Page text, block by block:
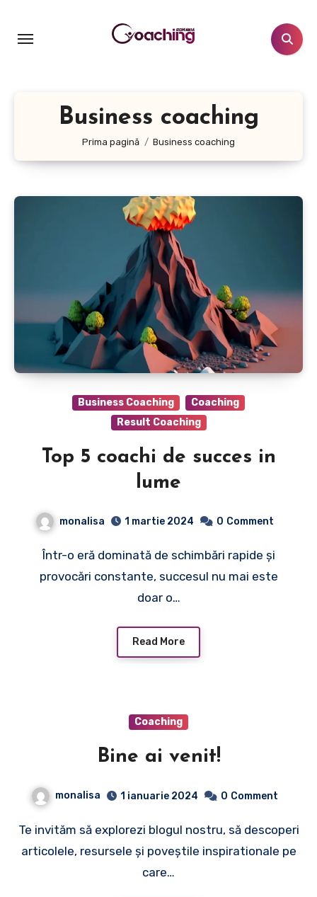
conținut
Business coaching
Prima pagină Business coaching
Business Coaching
Coaching
Result Coaching
Top 5 coachi de succes in
lume
monalisa 1 martie 2024 0 Comment
Într-o eră dominată de schimbări rapide și
provocări constante, succesul nu mai este
doar o…
Read More
Coaching
Bine ai venit!
monalisa 1 ianuarie 2024 0 Comment
Te invităm să explorezi blogul nostru, să descoperi
articolele, resursele și poveștile inspirationale pe
care…